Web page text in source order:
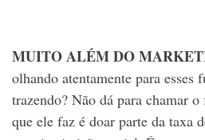
MUITO ALÉM DO
olhando atentamente para esses
trazendo? Não dá para chamar
que ele faz é doar parte da taxa